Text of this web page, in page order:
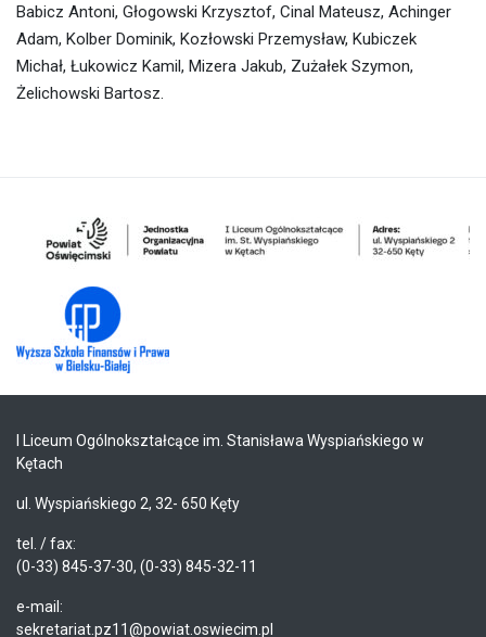
Babicz Antoni, Głogowski Krzysztof, Cinal Mateusz, Achinger
Adam, Kolber Dominik, Kozłowski Przemysław, Kubiczek
Michał, Łukowicz Kamil, Mizera Jakub, Zużałek Szymon,
Żelichowski Bartosz.
I Liceum Ogólnokształcące im. Stanisława Wyspiańskiego w
Kętach
ul. Wyspiańskiego 2, 32- 650 Kęty
tel. / fax:
(0-33) 845-37-30, (0-33) 845-32-11
e-mail:
sekretariat.pz11@powiat.oswiecim.pl